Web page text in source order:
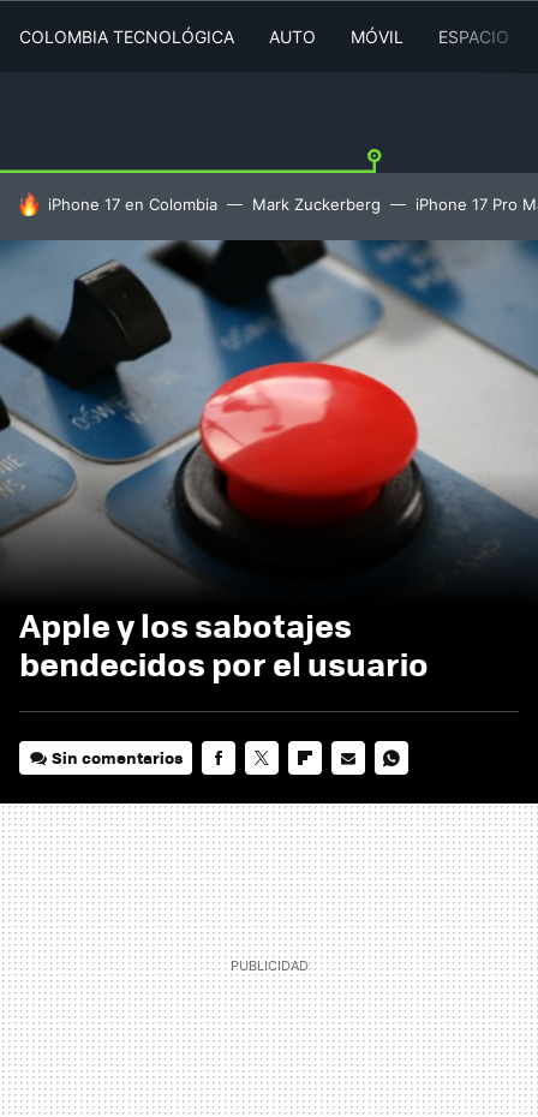
COLOMBIA TECNOLÓGICA AUTO MÓVIL ESPACIO
HOY SE HABLA DE
iPhone 17 en Colombia Mark Zuckerberg iPhone 17 Pro
Apple y los sabotajes
bendecidos por el usuario
Sin comentarios
MAIL